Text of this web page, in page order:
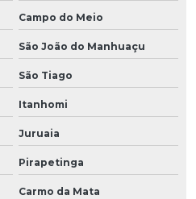
Campo do Meio
São João do Manhuaçu
São Tiago
Itanhomi
Juruaia
Pirapetinga
Carmo da Mata